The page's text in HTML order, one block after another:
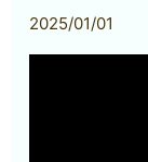
2025/01/01